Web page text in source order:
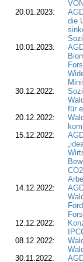
20.01.2023:
die
10.01.2023:
30.12.2022:
für
20.12.2022:
15.12.2022:
14.12.2022:
12.12.2022:
08.12.2022:
30.11.2022: